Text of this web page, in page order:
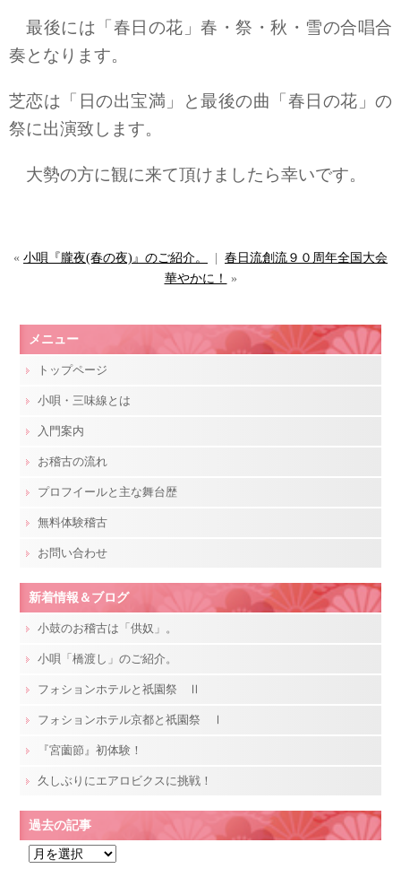
最後には「春日の花」春・祭・秋・雪の合唱合
奏となります。
芝恋は「日の出宝満」と最後の曲「春日の花」の
祭に出演致します。
大勢の方に観に来て頂けましたら幸いです。
« 小唄『朧夜(春の夜)』のご紹介。
春日流創流９０周年全国大会
華やかに！
»
メニュー
トップページ
小唄・三味線とは
入門案内
お稽古の流れ
プロフイールと主な舞台歴
無料体験稽古
お問い合わせ
新着情報＆ブログ
小鼓のお稽古は「供奴」。
小唄「橋渡し」のご紹介。
フォションホテルと祇園祭 Ⅱ
フォションホテル京都と祇園祭 Ⅰ
『宮薗節』初体験！
久しぶりにエアロビクスに挑戦！
過去の記事